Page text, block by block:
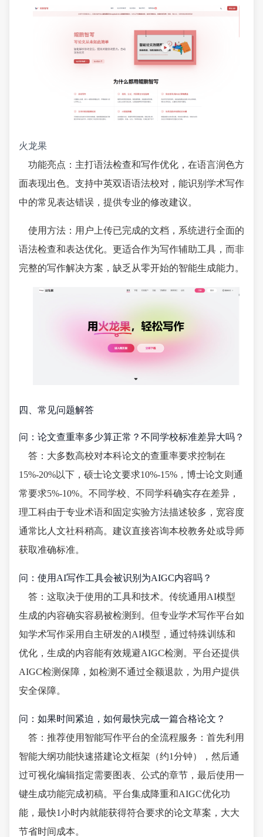
火龙果
功能亮点：主打语法检查和写作优化，在语言润色方
面表现出色。支持中英双语语法校对，能识别学术写作
中的常见表达错误，提供专业的修改建议。
使用方法：用户上传已完成的文档，系统进行全面的
语法检查和表达优化。更适合作为写作辅助工具，而非
完整的写作解决方案，缺乏从零开始的智能生成能力。
四、常见问题解答
问：论文查重率多少算正常？不同学校标准差异大吗？
答：大多数高校对本科论文的查重率要求控制在
15%-20%以下，硕士论文要求10%-15%，博士论文则通
常要求5%-10%。不同学校、不同学科确实存在差异，
理工科由于专业术语和固定实验方法描述较多，宽容度
通常比人文社科稍高。建议直接咨询本校教务处或导师
获取准确标准。
问：使用AI写作工具会被识别为AIGC内容吗？
答：这取决于使用的工具和技术。传统通用AI模型
生成的内容确实容易被检测到。但专业学术写作平台如
知学术写作采用自主研发的AI模型，通过特殊训练和
优化，生成的内容能有效规避AIGC检测。平台还提供
AIGC检测保障，如检测不通过全额退款，为用户提供
安全保障。
问：如果时间紧迫，如何最快完成一篇合格论文？
答：推荐使用智能写作平台的全流程服务：首先利用
智能大纲功能快速搭建论文框架（约1分钟），然后通
过可视化编辑指定需要图表、公式的章节，最后使用一
键生成功能完成初稿。平台集成降重和AIGC优化功
能，最快1小时内就能获得符合要求的论文草案，大大
节省时间成本。